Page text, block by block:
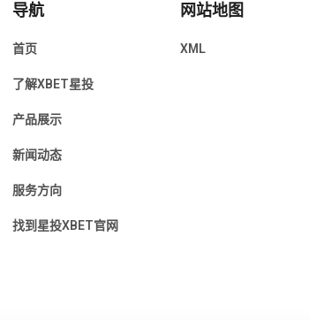
导航
首页
了解XBET星投
产品展示
新闻动态
服务方向
找到星投XBET官网
网站地图
XML